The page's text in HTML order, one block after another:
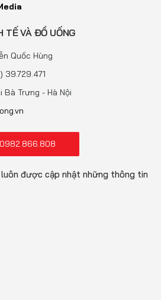
TẾ VÀ ĐỒ UỐNG
Quốc Hùng
39.729.471
Bà Trưng - Hà Nội
được cập nhật những thông tin